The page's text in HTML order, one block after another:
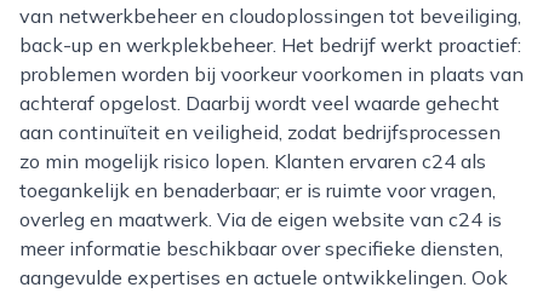
van netwerkbeheer en cloudoplossingen tot beveiliging,
back-up en werkplekbeheer. Het bedrijf werkt proactief:
problemen worden bij voorkeur voorkomen in plaats van
achteraf opgelost. Daarbij wordt veel waarde gehecht
aan continuïteit en veiligheid, zodat bedrijfsprocessen
zo min mogelijk risico lopen. Klanten ervaren c24 als
toegankelijk en benaderbaar; er is ruimte voor vragen,
overleg en maatwerk. Via de eigen website van c24 is
meer informatie beschikbaar over specifieke diensten,
aangevulde expertises en actuele ontwikkelingen. Ook